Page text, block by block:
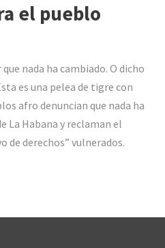
el pueblo
nada ha cambiado. O dicho
es una pelea de tigre con
afro denuncian que nada ha
La Habana y reclaman el
de derechos” vulnerados.